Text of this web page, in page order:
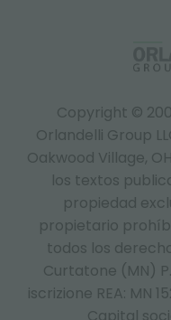
Copyright ©
Orlandelli Group
Oakwood Village,
los textos
propiedad
propietario
todos los
Curtatone (MN)
iscrizione REA: MN